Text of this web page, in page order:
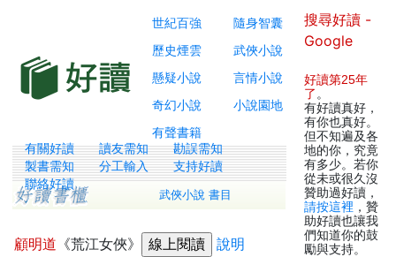
世紀百強
隨身智囊
歷史煙雲
武俠小說
懸疑小說
言情小說
奇幻小說
小說園地
有聲書籍
有關好讀 讀友需知
勘誤需知
製書需知
分工輸入
支持好讀
聯絡好讀
武俠小說 書目
顧明道 《荒江女俠》 說明
搜尋好讀 -
Google
好讀第25年
了 。
有好讀真好，
有你也真好。
但不知遍及各
地的你，究竟
有多少。若你
從未或很久沒
贊助過好讀，
請按這裡 ，贊
助好讀也讓我
們知道你的鼓
勵與支持。